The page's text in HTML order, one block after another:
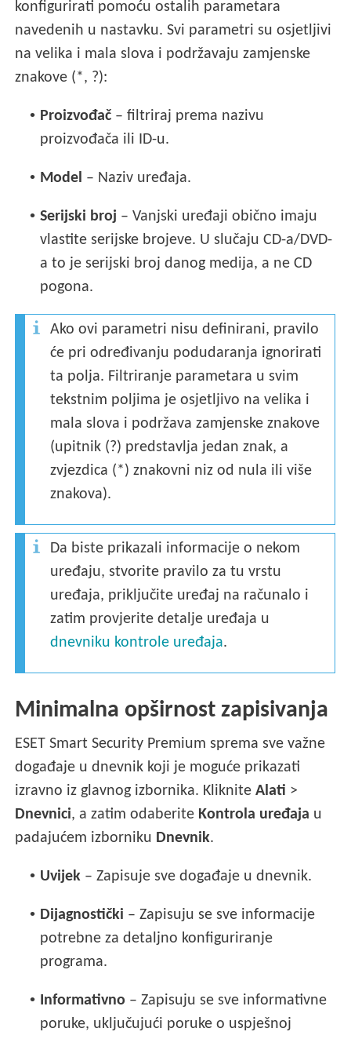
konfigurirati pomoću ostalih parametara
navedenih u nastavku. Svi parametri su osjetljivi
na velika i mala slova i podržavaju zamjenske
znakove (*, ?):
• Proizvođač – filtriraj prema nazivu
proizvođača ili ID-u.
• Model – Naziv uređaja.
• Serijski broj – Vanjski uređaji obično imaju
vlastite serijske brojeve. U slučaju CD-a/DVD-
a to je serijski broj danog medija, a ne CD
pogona.
Ako ovi parametri nisu definirani, pravilo
će pri određivanju podudaranja ignorirati
ta polja. Filtriranje parametara u svim
tekstnim poljima je osjetljivo na velika i
mala slova i podržava zamjenske znakove
(upitnik (?) predstavlja jedan znak, a
zvjezdica (*) znakovni niz od nula ili više
znakova).
Da biste prikazali informacije o nekom
uređaju, stvorite pravilo za tu vrstu
uređaja, priključite uređaj na računalo i
zatim provjerite detalje uređaja u
dnevniku kontrole uređaja.
Minimalna opširnost zapisivanja
ESET Smart Security Premium sprema sve važne
događaje u dnevnik koji je moguće prikazati
izravno iz glavnog izbornika. KlikniteAlati >
Dnevnici, a zatim odaberite Kontrola uređaja u
padajućem izborniku Dnevnik.
• Uvijek – Zapisuje sve događaje u dnevnik.
• Dijagnostički – Zapisuju se sve informacije
potrebne za detaljno konfiguriranje
programa.
• Informativno – Zapisuju se sve informativne
poruke, uključujući poruke o uspješnoj